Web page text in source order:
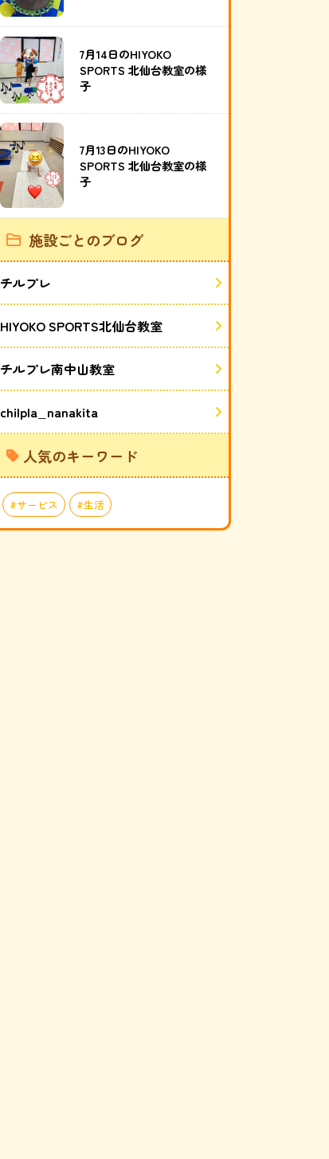
7月14日のHIYOKO
SPORTS 北仙台教室の様
子
7月13日のHIYOKO
SPORTS 北仙台教室の様
子
施設ごとのブログ
チルプレ
HIYOKO SPORTS北仙台教室
チルプレ南中山教室
chilpla_nanakita
人気のキーワード
サービス 生活